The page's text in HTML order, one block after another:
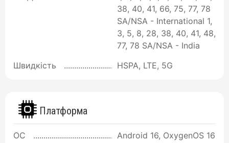
38, 40, 41, 66, 75, 77, 78
SA/NSA - International 1,
3, 5, 8, 28, 38, 40, 41, 48,
77, 78 SA/NSA - India
Швидкість
HSPA, LTE, 5G
Платформа
ОС
Android 16, OxygenOS 16